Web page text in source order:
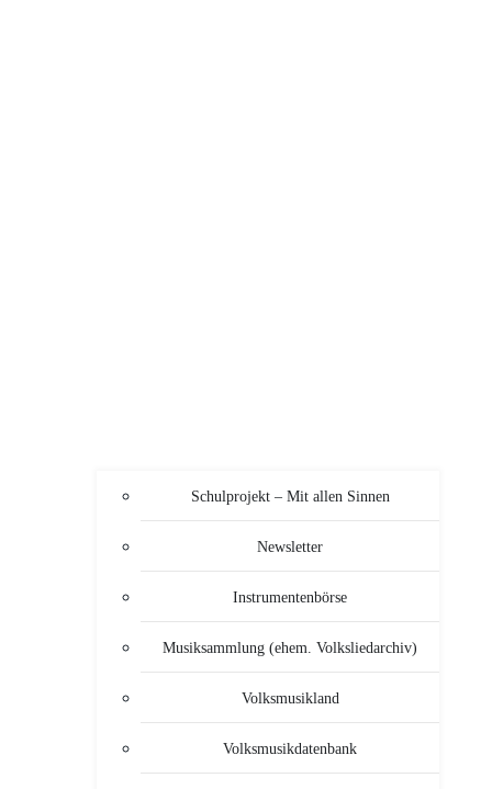
Schulprojekt – Mit allen Sinnen
Newsletter
Instrumentenbörse
Musiksammlung (ehem. Volksliedarchiv)
Volksmusikland
Volksmusikdatenbank